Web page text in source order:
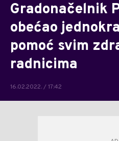
Gradonačelnik
obećao
pomoć svim
radnicima
16.02.2022. / 17:42